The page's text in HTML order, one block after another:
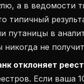
а в ведомости
типичный
путаницы в
никогда не
отклоняет
Если ваша